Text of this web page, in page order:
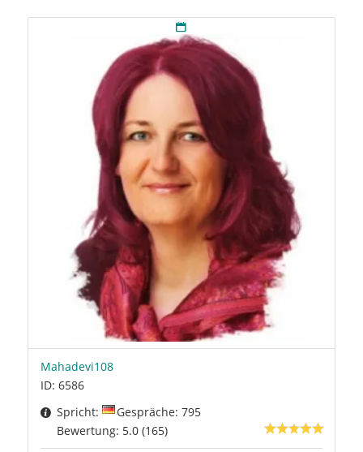
Mahadevi108
ID: 6586
Spricht:
Gespräche: 795
Bewertung: 5.0 (165)